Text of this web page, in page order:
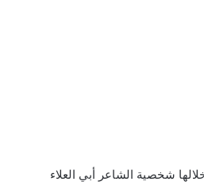
شخصية الشاعر أبي العلاء